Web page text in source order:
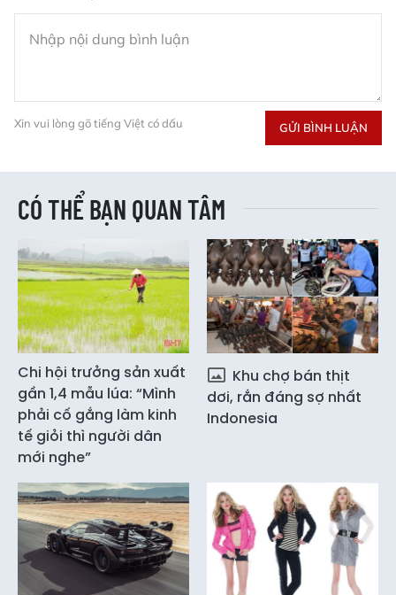
Xin vui lòng gõ tiếng Việt có dấu GỬI BÌNH LUẬN
CÓ THỂ BẠN QUAN TÂM
Chi hội trưởng sản xuất
gần 1,4 mẫu lúa: “Mình
phải cố gắng làm kinh
tế giỏi thì người dân
mới nghe”
Khu chợ bán thịt
dơi, rắn đáng sợ nhất
Indonesia